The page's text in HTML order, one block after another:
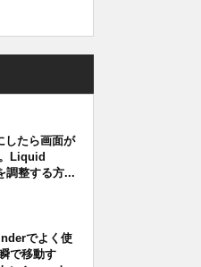
したら画面が
Liquid
調整する方...
でよく使
で移動す